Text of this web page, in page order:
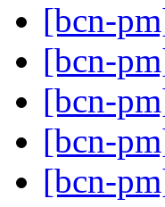
[bcn-
[bcn-
[bcn-
[bcn-
[bcn-